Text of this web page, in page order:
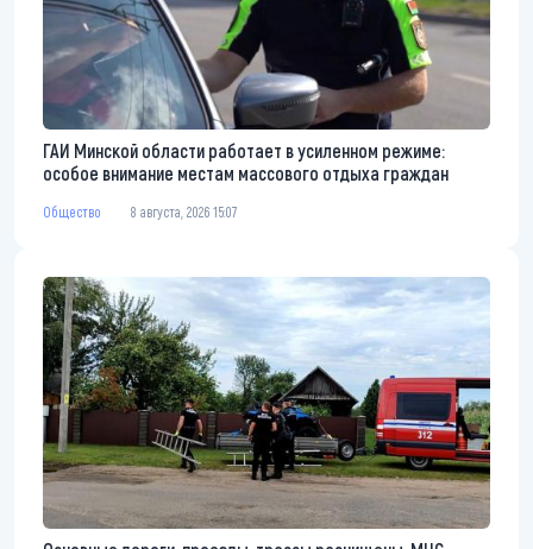
ГАИ Минской области работает в усиленном режиме:
особое внимание местам массового отдыха граждан
Общество 8 августа, 2026 15:07